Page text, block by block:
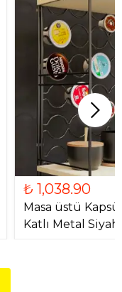
₺ 1,038.90
Masa üstü
Katlı Metal